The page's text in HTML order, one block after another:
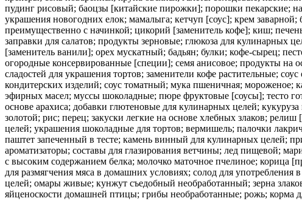
пудинг рисовый; баоцзы [китайские пирожки]; порошки пекарские;
украшения новогодних елок; мамалыга; кетчуп [соус]; крем
преимущественно с начинкой; цикорий [заменитель кофе]; киш;
заправки для салатов; продукты зерновые; глюкоза для кулинарных
[заменитель ванили]; орех мускатный; бадьян; булки; кофе-сырец;
огородные консервированные [специи]; семя анисовое; продукты на
сладостей для украшения тортов; заменители кофе растительные;
кондитерских изделий; соус томатный; мука пшеничная;
эфирных масел; муссы шоколадные; пюре фруктовые [соусы]; тесто
основе арахиса; добавки глютеновые для кулинарных целей;
золотой; рис; перец; закуски легкие на основе хлебных злаков;
целей; украшения шоколадные для тортов; вермишель; палочки
паштет запеченный в тесте; камень винный для кулинарных целей;
ароматизаторы; составы для глазирования ветчины; лед пищевой;
с высоким содержанием белка; молочко маточное пчелиное; корица
для размягчения мяса в домашних условиях; солод для
целей; омары живые; кунжут съедобный необработанный; зерна
яйценоскости домашней птицы; грибы необработанные; рожь;